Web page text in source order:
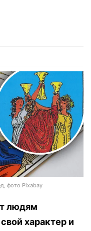
фото Pixabay
людям
характер и